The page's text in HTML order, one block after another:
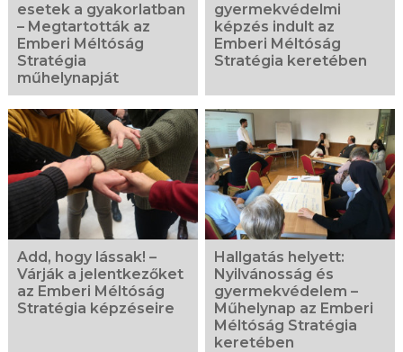
esetek a gyakorlatban
– Megtartották az
Emberi Méltóság
Stratégia
műhelynapját
gyermekvédelmi
képzés indult az
Emberi Méltóság
Stratégia keretében
Add, hogy lássak! –
Várják a jelentkezőket
az Emberi Méltóság
Stratégia képzéseire
Hallgatás helyett:
Nyilvánosság és
gyermekvédelem –
Műhelynap az Emberi
Méltóság Stratégia
keretében